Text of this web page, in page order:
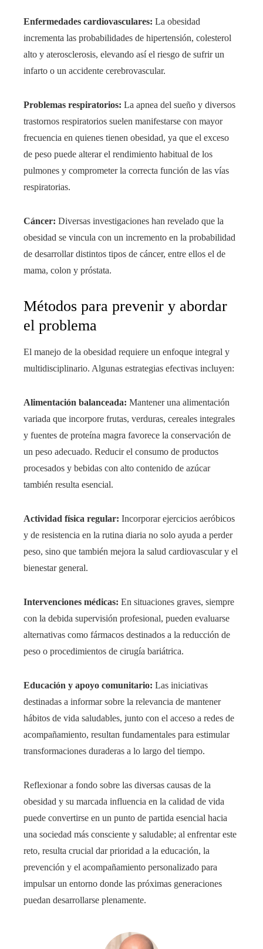
Enfermedades cardiovasculares: La obesidad
incrementa las probabilidades de hipertensión, colesterol
alto y aterosclerosis, elevando así el riesgo de sufrir un
infarto o un accidente cerebrovascular.
Problemas respiratorios: La apnea del sueño y diversos
trastornos respiratorios suelen manifestarse con mayor
frecuencia en quienes tienen obesidad, ya que el exceso
de peso puede alterar el rendimiento habitual de los
pulmones y comprometer la correcta función de las vías
respiratorias.
Cáncer: Diversas investigaciones han revelado que la
obesidad se vincula con un incremento en la probabilidad
de desarrollar distintos tipos de cáncer, entre ellos el de
mama, colon y próstata.
Métodos para prevenir y abordar
el problema
El manejo de la obesidad requiere un enfoque integral y
multidisciplinario. Algunas estrategias efectivas incluyen:
Alimentación balanceada: Mantener una alimentación
variada que incorpore frutas, verduras, cereales integrales
y fuentes de proteína magra favorece la conservación de
un peso adecuado. Reducir el consumo de productos
procesados y bebidas con alto contenido de azúcar
también resulta esencial.
Actividad física regular: Incorporar ejercicios aeróbicos
y de resistencia en la rutina diaria no solo ayuda a perder
peso, sino que también mejora la salud cardiovascular y el
bienestar general.
Intervenciones médicas: En situaciones graves, siempre
con la debida supervisión profesional, pueden evaluarse
alternativas como fármacos destinados a la reducción de
peso o procedimientos de cirugía bariátrica.
Educación y apoyo comunitario: Las iniciativas
destinadas a informar sobre la relevancia de mantener
hábitos de vida saludables, junto con el acceso a redes de
acompañamiento, resultan fundamentales para estimular
transformaciones duraderas a lo largo del tiempo.
Reflexionar a fondo sobre las diversas causas de la
obesidad y su marcada influencia en la calidad de vida
puede convertirse en un punto de partida esencial hacia
una sociedad más consciente y saludable; al enfrentar este
reto, resulta crucial dar prioridad a la educación, la
prevención y el acompañamiento personalizado para
impulsar un entorno donde las próximas generaciones
puedan desarrollarse plenamente.